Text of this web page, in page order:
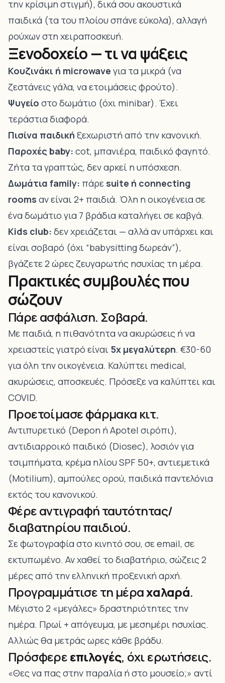
την κρίσιμη στιγμή), δικά σου ακουστικά
παιδικά (τα του πλοίου σπάνε εύκολα), αλλαγή
ρούχων στη χειραποσκευή.
Ξενοδοχείο — τι να ψάξεις
Κουζινάκι ή microwave για τα μικρά (να
ζεστάνεις γάλα, να ετοιμάσεις φρούτο).
Ψυγείο στο δωμάτιο (όχι minibar). Έχει
τεράστια διαφορά.
Πισίνα παιδική ξεχωριστή από την κανονική.
Παροχές baby: cot, μπανιέρα, παιδικό φαγητό.
Ζήτα τα γραπτώς, δεν αρκεί η υπόσχεση.
Δωμάτια family: πάρε suite ή connecting
rooms αν είναι 2+ παιδιά. Όλη η οικογένεια σε
ένα δωμάτιο για 7 βράδια καταλήγει σε καβγά.
Kids club: δεν χρειάζεται — αλλά αν υπάρχει και
είναι σοβαρό (όχι “babysitting δωρεάν”),
βγάζετε 2 ώρες ζευγαρωτής ησυχίας τη μέρα.
Πρακτικές συμβουλές που
σώζουν
Πάρε ασφάλιση. Σοβαρά.
Με παιδιά, η πιθανότητα να ακυρώσεις ή να
χρειαστείς γιατρό είναι 5x μεγαλύτερη. €30-60
για όλη την οικογένεια. Καλύπτει medical,
ακυρώσεις, αποσκευές. Πρόσεξε να καλύπτει και
COVID.
Προετοίμασε φάρμακα κιτ.
Αντιπυρετικό (Depon ή Apotel σιρόπι),
αντιδιαρροικό παιδικό (Diosec), λοσιόν για
τσιμπήματα, κρέμα ηλίου SPF 50+, αντιεμετικά
(Motilium), αμπούλες ορού, παιδικά παντελόνια
εκτός του κανονικού.
Φέρε αντιγραφή ταυτότητας/
διαβατηρίου παιδιού.
Σε φωτογραφία στο κινητό σου, σε email, σε
εκτυπωμένο. Αν χαθεί το διαβατήριο, σώζεις 2
μέρες από την ελληνική προξενική αρχή.
Προγραμμάτισε τη μέραχαλαρά.
Μέγιστο 2 «μεγάλες» δραστηριότητες την
ημέρα. Πρωί + απόγευμα, με μεσημέρι ησυχίας.
Αλλιώς θα μετράς ωρες κάθε βράδυ.
Πρόσφερεεπιλογές, όχι ερωτήσεις.
«Θες να πας στην παραλία ή στο μουσείο;» αντί